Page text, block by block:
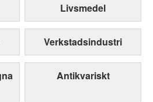
Livsmedel
Verkstadsindustri
Antikvariskt